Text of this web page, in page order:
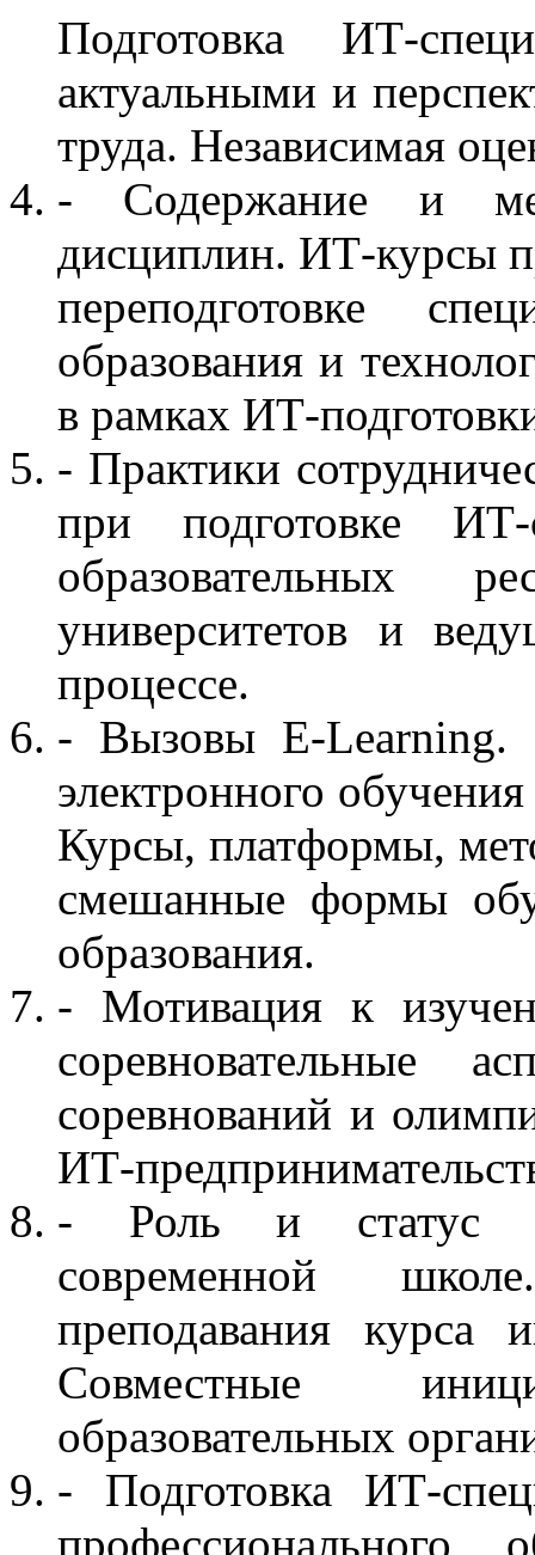
Подготовка ИТ-
актуальными и
труда. Независимая
- Содержание и
дисциплин. ИТ-курсы
переподготовке
образования и
в рамках ИТ-
- Практики
при подготовке ИТ-
образовательных
университетов и
процессе.
- Вызовы E-Learning.
электронного
Курсы, платформы,
смешанные формы
образования.
- Мотивация к
соревновательные
соревнований и
ИТ-
- Роль и статус
современной
преподавания курса
Совместные
образовательных
- Подготовка ИТ-
профессионального